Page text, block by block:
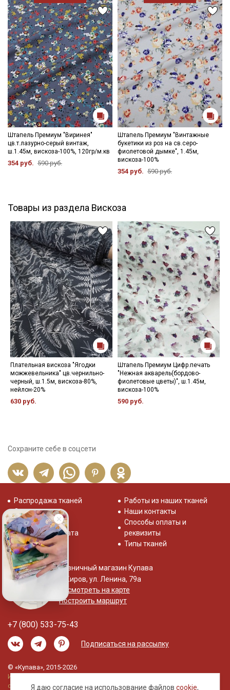
Штапель Премиум "Виринея"
цв.т.лазурно-серый винтаж,
ш.1.45м, вискоза-100%, 120гр/м.кв
354 руб. 590 руб.
Штапель Премиум "Винтажные
букетики из роз на св.серо-
фиолетовой дымке", 1.45м,
вискоза-100%
354 руб. 590 руб.
Товары из раздела Вискоза
Плательная вискоза "Ягодки
можжевельника" цв.чернильно-
черный, ш.1.5м, вискоза-80%,
нейлон-20%
630 руб.
Штапель Премиум Цифр.печать
"Нежная акварель(бордово-
фиолетовые цветы)", ш.1.45м,
вискоза-100%
590 руб.
Сохраните себе в соцсети
Я даю согласие на использование файловcookie,
Распродажа тканей
Отзывы о нас
Система скидок
Доставка и оплата
Работы из наших тканей
Наши контакты
Способы оплаты и
реквизиты
Типы тканей
Розничный магазин Купава
г. Киров, ул. Ленина, 79а
Посмотреть на карте
Построить маршрут
+7 (800) 533-75-43
Подписаться на рассылку
© «Купава», 2015-2026
Информация на сайте не является публичной
офертой.